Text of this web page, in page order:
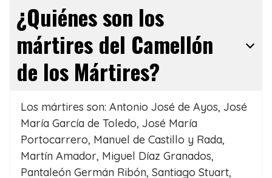
¿Quiénes son los
mártires del Camellón
de los Mártires?
Los mártires son: Antonio José de Ayos, José
María García de Toledo, José María
Portocarrero, Manuel de Castillo y Rada,
Martín Amador, Miguel Díaz Granados,
Pantaleón Germán Ribón, Santiago Stuart,